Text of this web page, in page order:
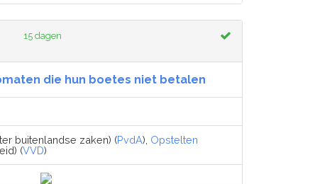
15 dagen
die hun boetes niet betalen
buitenlandse zaken) (PvdA), Opstelten
(VVD)